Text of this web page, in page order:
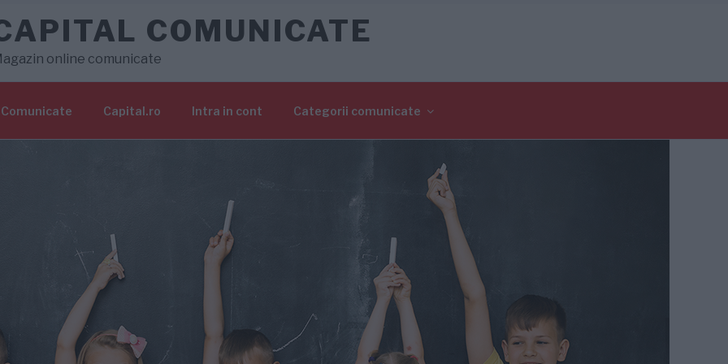
COMUNICATE
online comunicate
Comunicate Capital.ro Intra in cont Categorii comunicate